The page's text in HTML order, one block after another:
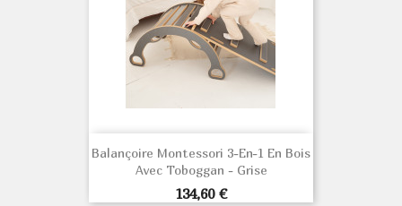
Balançoire Montessori 3-En-1 En Bois
Avec Toboggan - Grise
Prix
134,60 €